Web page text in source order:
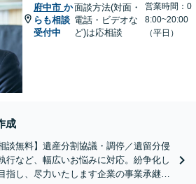
府中市 か
らも相談
受付中
面談方法(対面・
電話・ビデオな
ど)は応相談
営業時間：0
8:00~20:00
（平日）
成
談無料】遺産分割協議・調停／遺留分侵
行など、幅広いお悩みに対応。紛争化し
指し、尽力いたします企業の事業承継の